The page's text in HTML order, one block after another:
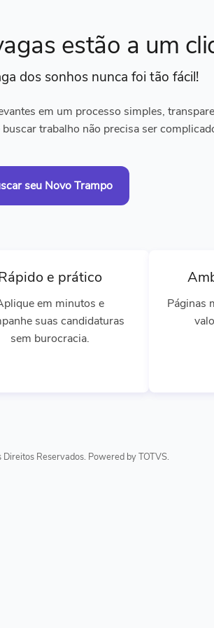
estão a um
dos sonhos nunca foi tão fácil!
em um processo simples,
trabalho não precisa ser
seu Novo Trampo
e prático
em minutos e
suas candidaturas
sem burocracia.
Páginas
Reservados. Powered by TOTVS.